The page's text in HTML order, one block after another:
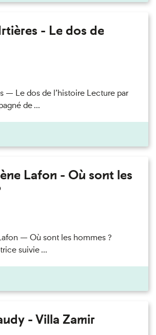
- Le dos de
— Le dos de l’histoire Lecture par
de ...
Lafon - Où sont les
— Où sont les hommes ?
suivie ...
- Villa Zamir